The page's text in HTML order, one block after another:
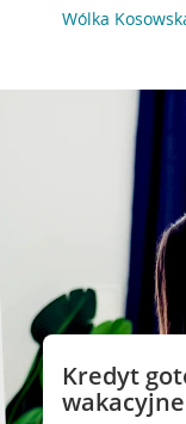
Wólka
Kredyt